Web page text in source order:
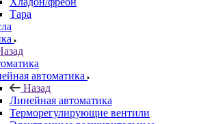
Тара
автоматика
Назад
Линейная автоматика
Терморегулирующие вентили